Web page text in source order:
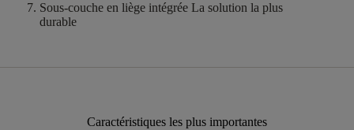
Sous-couche en liège intégrée La solution la plus
durable
Caractéristiques les plus importantes